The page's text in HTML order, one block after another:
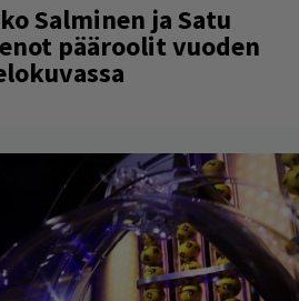
Salminen ja Satu
pääroolit vuoden